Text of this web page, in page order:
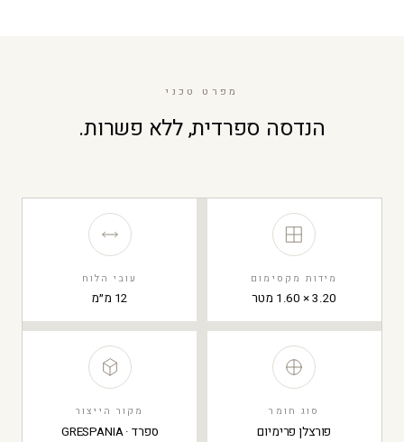
מפרט טכני
הנדסה ספרדית, ללא פשרות.
מידות מקסימום
3.20 × 1.60 מטר
עובי הלוח
12 מ״מ
סוג חומר
פורצלן פרימיום
מקור הייצור
ספרד · GRESPANIA